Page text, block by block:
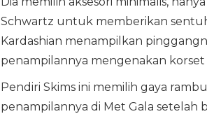
Schwartz untuk memberikan
Kardashian menampilkan
penampilannya mengenakan korset
Pendiri Skims ini memilih gaya
penampilannya di Met Gala